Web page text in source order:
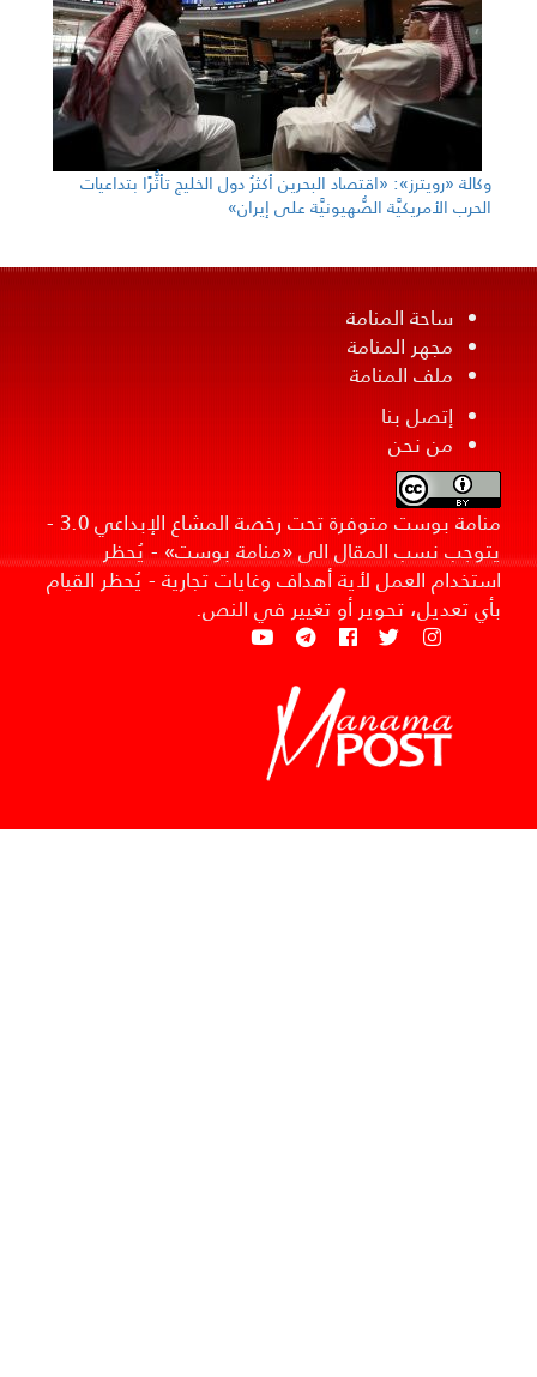
وكالة «رويترز»: «اقتصاد البحرين أكثرُ دول الخليج تأثُّرًا بتداعيات
الحرب الأمريكيَّة الصُّهيونيَّة على إيران»
ساحة المنامة
مجهر المنامة
ملف المنامة
إتصل بنا
من نحن
منامة بوست متوفرة تحت رخصة المشاع الإبداعي 3.0 -
يتوجب نسب المقال الى «منامة بوست» - يُحظر
استخدام العمل لأية أهداف وغايات تجارية - يُحظر القيام
بأي تعديل، تحوير أو تغيير في النص.